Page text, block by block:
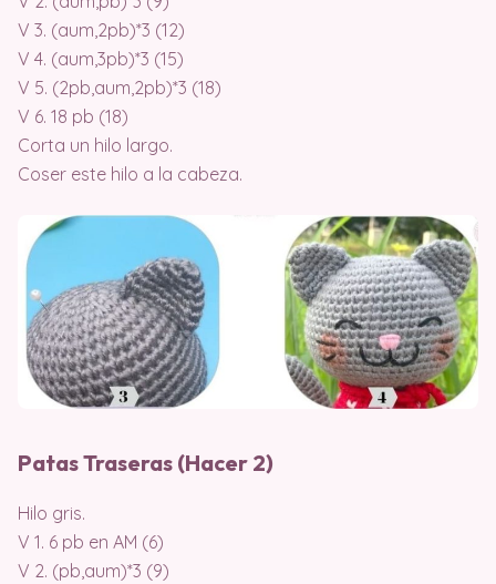
V 3. (aum,2pb)*3 (12)
V 4. (aum,3pb)*3 (15)
V 5. (2pb,aum,2pb)*3 (18)
V 6. 18 pb (18)
Corta un hilo largo.
Coser este hilo a la cabeza.
Patas Traseras (Hacer 2)
Hilo gris.
V 1. 6 pb en AM (6)
V 2. (pb,aum)*3 (9)